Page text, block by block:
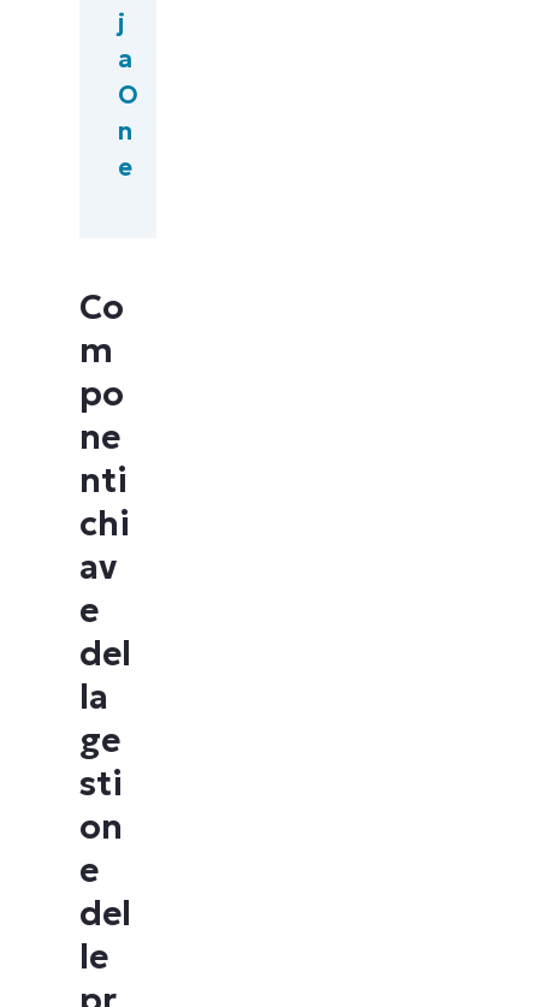
j
a
O
n
e
Co
m
po
ne
nti
chi
av
e
del
la
ge
sti
on
e
del
le